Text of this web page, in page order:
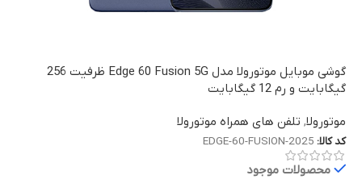
گوشی موبایل موتورولا مدل Edge 60 Fusion 5G ظرفیت 256
گیگابایت و رم 12 گیگابایت
موتورولا, تلفن های همراه موتورولا
کد کالا: EDGE-60-FUSION-2025
محصولات موجود